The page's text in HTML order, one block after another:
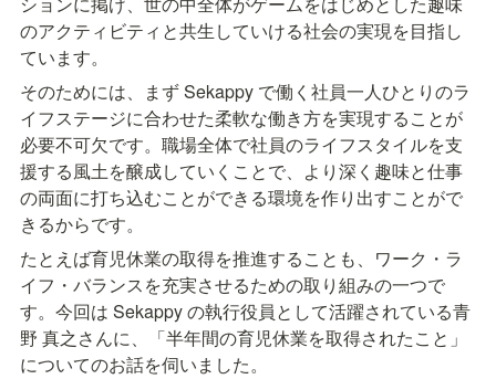
のアクティビティと共生していける社会の実現を目指し
ています。
そのためには、まず Sekappy で働く社員一人ひとりのラ
イフステージに合わせた柔軟な働き方を実現することが
必要不可欠です。職場全体で社員のライフスタイルを支
援する風土を醸成していくことで、より深く趣味と仕事
の両面に打ち込むことができる環境を作り出すことがで
きるからです。
たとえば育児休業の取得を推進することも、ワーク・ラ
イフ・バランスを充実させるための取り組みの一つで
す。今回は Sekappy の執行役員として活躍されている青
野 真之さんに、「半年間の育児休業を取得されたこと」
についてのお話を伺いました。